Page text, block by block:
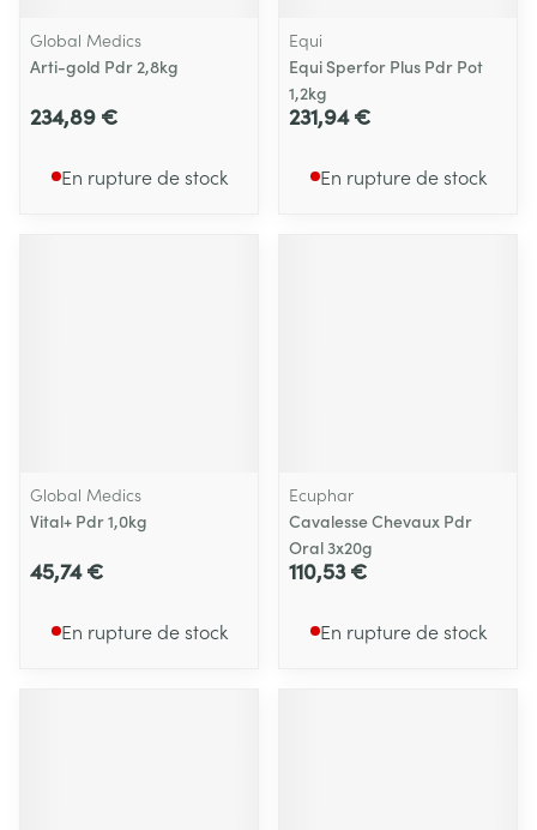
Global Medics
Arti-gold Pdr 2,8kg
234,89 €
En rupture de stock
Equi
Equi Sperfor Plus Pdr Pot
1,2kg
231,94 €
En rupture de stock
Global Medics
Vital+ Pdr 1,0kg
45,74 €
En rupture de stock
Ecuphar
Cavalesse Chevaux Pdr
Oral 3x20g
110,53 €
En rupture de stock